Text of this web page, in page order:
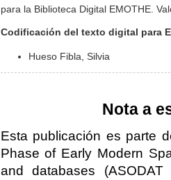
para la Biblioteca Digital EMOTHE.
Codificación del texto digital para
Hueso Fibla, Silvia
Nota a
Esta publicación es parte
Phase of Early Modern
and databases